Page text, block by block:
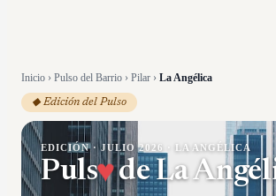
Inicio › Pulso del Barrio › Pilar › La Angélica
◆ Edición del Pulso
EDICIÓN ·JULIO 2026 LA ANGÉLICA
Puls♥deLa